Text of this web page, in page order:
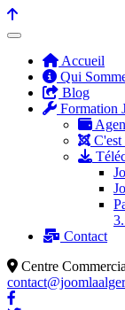
Accueil
Qui
Blog
Formation
Contact
Centre
précédente
précédent
suivante
suivant